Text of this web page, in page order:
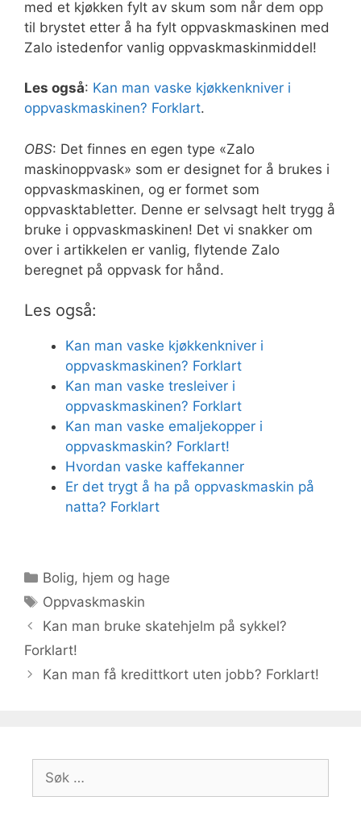
med et kjøkken fylt av skum som når dem opp
til brystet etter å ha fylt oppvaskmaskinen med
Zalo istedenfor vanlig oppvaskmaskinmiddel!
Les også: Kan man vaske kjøkkenkniver i
oppvaskmaskinen? Forklart.
OBS: Det finnes en egen type «Zalo
maskinoppvask» som er designet for å brukes i
oppvaskmaskinen, og er formet som
oppvasktabletter. Denne er selvsagt helt trygg å
bruke i oppvaskmaskinen! Det vi snakker om
over i artikkelen er vanlig, flytende Zalo
beregnet på oppvask for hånd.
Les også:
Kan man vaske kjøkkenkniver i
oppvaskmaskinen? Forklart
Kan man vaske tresleiver i
oppvaskmaskinen? Forklart
Kan man vaske emaljekopper i
oppvaskmaskin? Forklart!
Hvordan vaske kaffekanner
Er det trygt å ha på oppvaskmaskin på
natta? Forklart
Kategorier
Bolig, hjem og hage
Stikkord
Oppvaskmaskin
Kan man bruke skatehjelm på sykkel?
Forklart!
Kan man få kredittkort uten jobb? Forklart!
etter: